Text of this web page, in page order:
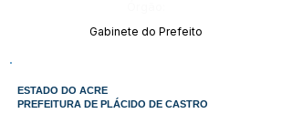
Gabinete do Prefeito
ESTADO DO ACRE
PREFEITURA DE PLÁCIDO DE CASTRO